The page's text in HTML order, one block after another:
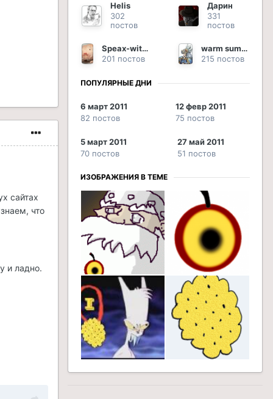
сайтах
что
и ладно.
Helis
302
постов
Дарин
331
постов
Speax-with-the-Storm
201 постов
warm summer rain
215 постов
ПОПУЛЯРНЫЕ ДНИ
6 март 2011
82 постов
12 февр 2011
75 постов
5 март 2011
70 постов
27 май 2011
51 постов
ИЗОБРАЖЕНИЯ В ТЕМЕ